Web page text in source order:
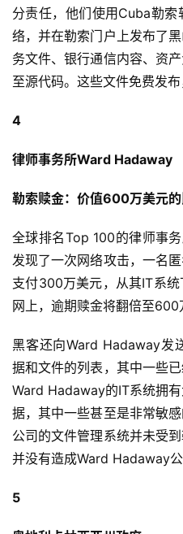
分责任，他们使用Cuba勒
络，并在勒索门户上发布了
务文件、银行通信内容、资
至源代码。这些文件免费发布
4
律师事务所Ward Hadaway
勒索赎金：价值600万美元
全球排名Top 100的律师事
发现了一次网络攻击，一名
支付300万美元，从其IT系
网上，逾期赎金将翻倍至600
黑客还向Ward Hadaway发
据和文件的列表，其中一些
Ward Hadaway的IT系统拥
据，其中一些甚至是非常敏
公司的文件管理系统并未受
并没有造成Ward Hadaway公
5